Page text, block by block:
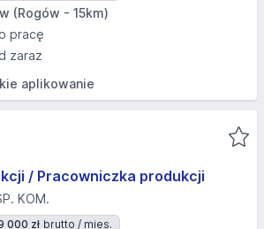
(Rogów - 15km)
pracę
zaraz
aplikowanie
/ Pracowniczka produkcji
KOM.
000 zł brutto / mies.